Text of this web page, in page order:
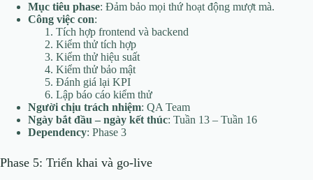
Mục tiêu phase: Đảm bảo mọi thứ hoạt động mượt mà.
Công việc con:
Tích hợp frontend và backend
Kiểm thử tích hợp
Kiểm thử hiệu suất
Kiểm thử bảo mật
Đánh giá lại KPI
Lập báo cáo kiểm thử
Người chịu trách nhiệm: QA Team
Ngày bắt đầu – ngày kết thúc: Tuần 13 – Tuần 16
Dependency: Phase 3
Phase 5: Triển khai và go-live